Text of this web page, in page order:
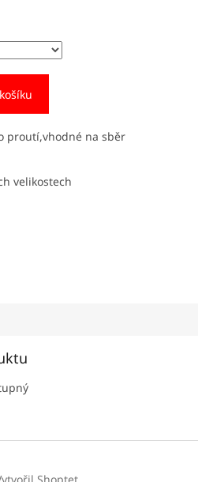
proutí,vhodné na sběr
velikostech